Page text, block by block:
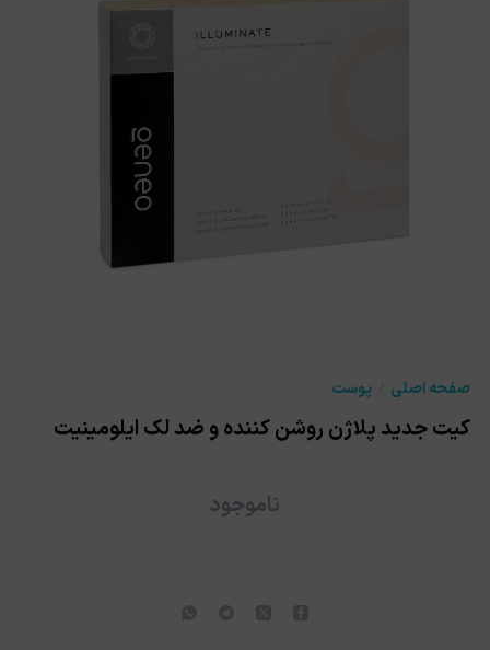
صفحه اصلی پوست
کیت جدید پلاژن روشن کننده و ضد لک ایلومینیت
ناموجود